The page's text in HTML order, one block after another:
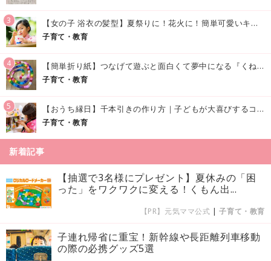
3 【女の子 浴衣の髪型】夏祭りに！花火に！簡単可愛いキッズの浴衣ヘアアレンジまとめ
子育て・教育
4 【簡単折り紙】つなげて遊ぶと面白くて夢中になる『くねくねへびさんの作り方』
子育て・教育
5 【おうち縁日】千本引きの作り方｜子どもが大喜びするコツやアイデア♪
子育て・教育
新着記事
【抽選で3名様にプレゼント】夏休みの「困
った」をワクワクに変える！くもん出...
【PR】元気ママ公式 |子育て・教育
子連れ帰省に重宝！新幹線や長距離列車移動
の際の必携グッズ5選